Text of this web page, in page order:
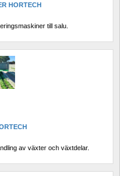
HORTECH
till salu.
av växter och växtdelar.